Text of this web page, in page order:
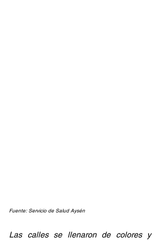
Fuente: Servicio de Salud Aysén
Las calles se llenaron de colores y